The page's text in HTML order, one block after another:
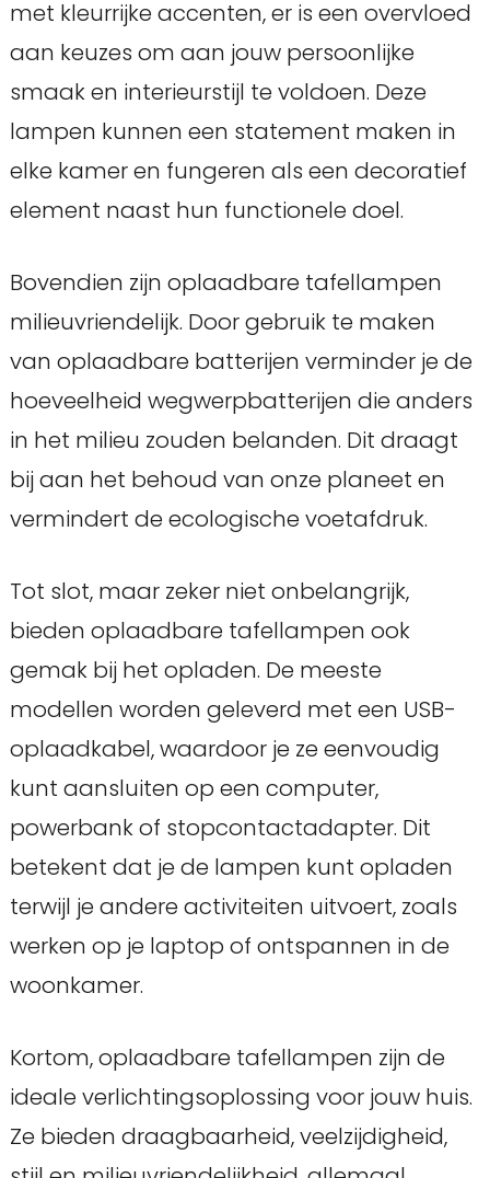
met kleurrijke accenten, er is een overvloed
aan keuzes om aan jouw persoonlijke
smaak en interieurstijl te voldoen. Deze
lampen kunnen een statement maken in
elke kamer en fungeren als een decoratief
element naast hun functionele doel.
Bovendien zijn oplaadbare tafellampen
milieuvriendelijk. Door gebruik te maken
van oplaadbare batterijen verminder je de
hoeveelheid wegwerpbatterijen die anders
in het milieu zouden belanden. Dit draagt
bij aan het behoud van onze planeet en
vermindert de ecologische voetafdruk.
Tot slot, maar zeker niet onbelangrijk,
bieden oplaadbare tafellampen ook
gemak bij het opladen. De meeste
modellen worden geleverd met een USB-
oplaadkabel, waardoor je ze eenvoudig
kunt aansluiten op een computer,
powerbank of stopcontactadapter. Dit
betekent dat je de lampen kunt opladen
terwijl je andere activiteiten uitvoert, zoals
werken op je laptop of ontspannen in de
woonkamer.
Kortom, oplaadbare tafellampen zijn de
ideale verlichtingsoplossing voor jouw huis.
Ze bieden draagbaarheid, veelzijdigheid,